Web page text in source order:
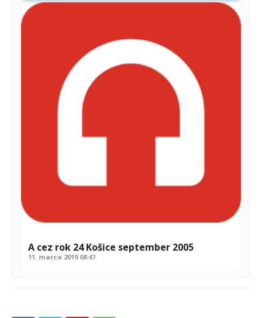
A cez rok 24 Košice september 2005
11. marca 2019 08:47